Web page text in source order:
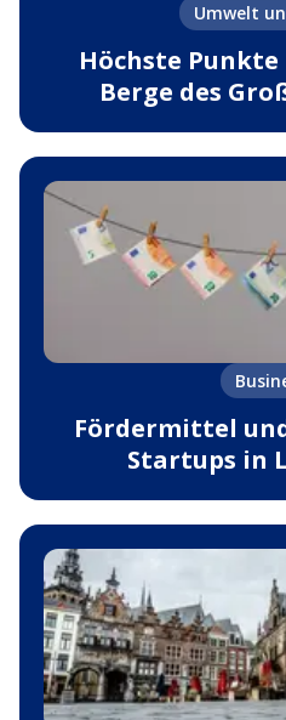
Umwelt
Höchste
Berge des
Fördermittel
Startups in